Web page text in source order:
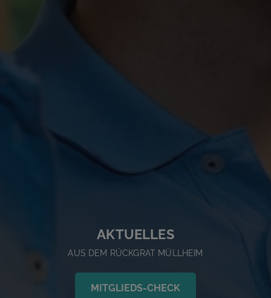
AKTUELLES
AUS DEM RÜCKGRAT MÜLLHEIM
MITGLIEDS-CHECK